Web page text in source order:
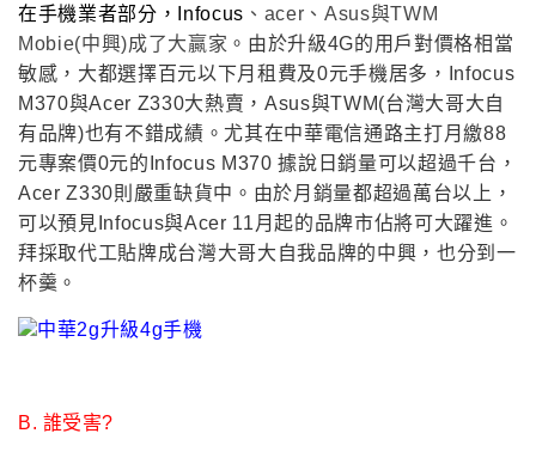
在手機業者部分 ，Infocus 、acer 、Asus與TWM
Mobie(中興)成了大贏家 。由於升級4G的用戶對價格相當
敏感 ，大都選擇百元以下月租費及0元手機居多 ，Infocus
M370與Acer Z330大熱賣 ，Asus與TWM(台灣大哥大自
有品牌)也有不錯成績 。尤其在中華電信通路主打月繳88
元專案價0元的 Infocus M370 據說日銷量可以超過千台 ，
Acer Z330則嚴重缺貨中 。由於月銷量都超過萬台以上 ，
可以預見 Infocus與Acer 11月起的品牌市佔將可大躍進 。
拜採取代工貼牌成台灣大哥大自我品牌的中興 ，也分到一
杯羹 。
B. 誰受害?